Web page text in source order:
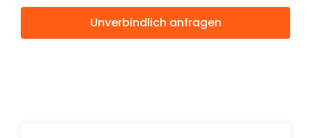
Unverbindlich anfragen